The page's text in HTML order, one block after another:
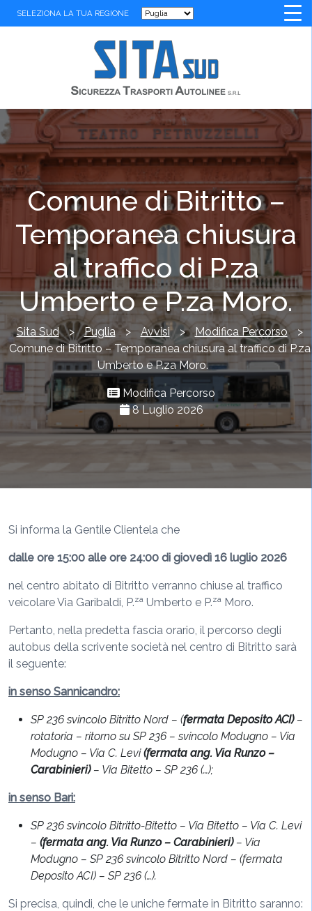
SELEZIONA LA TUA REGIONE
Comune di Bitritto –
Temporanea chiusura
al traffico di P.za
Umberto e P.za Moro.
Sita Sud > Puglia > Avvisi > Modifica Percorso
>
Comune di Bitritto – Temporanea chiusura al traffico di P.za
Umberto e P.za Moro.
Modifica Percorso
8 Luglio 2026
Si informa la Gentile Clientela che
dalle ore 15:00 alle ore 24:00 di giovedì 16 luglio 2026
nel centro abitato di Bitritto verranno chiuse al traffico
veicolare Via Garibaldi, P.za Umberto e P.za Moro.
Pertanto, nella predetta fascia orario, il percorso degli
autobus della scrivente società nel centro di Bitritto sarà
il seguente:
in senso Sannicandro:
SP 236 svincolo Bitritto Nord – (fermata Deposito ACI) –
rotatoria – ritorno su SP 236 – svincolo Modugno – Via
Modugno – Via C. Levi(fermata ang. Via Runzo –
Carabinieri) – Via Bitetto – SP 236 (…);
in senso Bari:
SP 236 svincolo Bitritto-Bitetto – Via Bitetto – Via C. Levi
– (fermata ang. Via Runzo – Carabinieri)– Via
Modugno – SP 236 svincolo Bitritto Nord – (fermata
Deposito ACI) – SP 236 (…).
Si precisa, quindi, che le uniche fermate in Bitritto saranno: